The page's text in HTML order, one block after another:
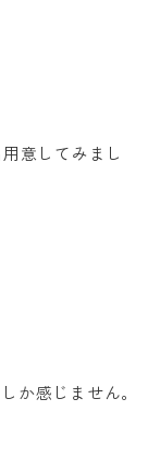
意してみまし
か感じません。